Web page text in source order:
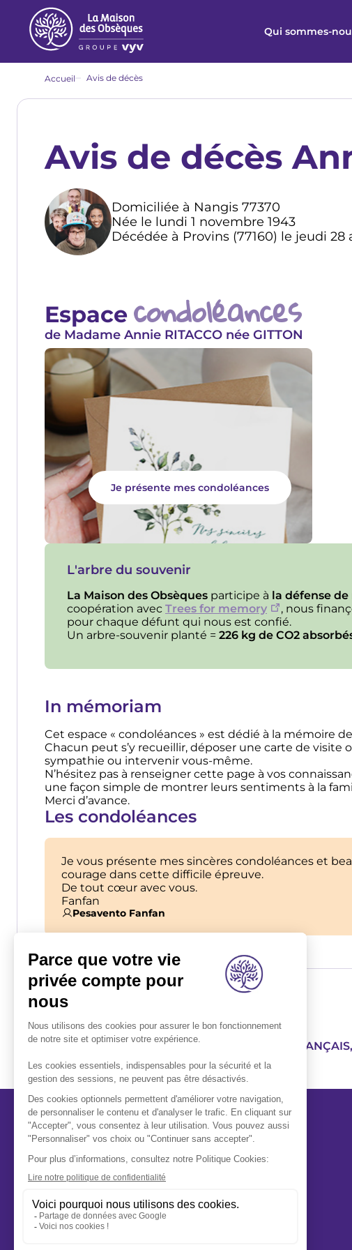
contenu
principal
Qui sommes-
d'Ariane
Accueil Avis de décès
Avis de décès
Domiciliée à Nangis 77370
Née le lundi 1 novembre 1943
Décédée à Provins (77160) le jeudi 28
Espace condoléances
de Madame Annie RITACCO née GITTON
Je présente mes condoléances
L'arbre du souvenir
La Maison des Obsèques participe à la défense
coopération avec Trees for memory
, nous
pour chaque défunt qui nous est confié.
Un arbre-souvenir planté = 226 kg de CO2
In mémoriam
Cet espace « condoléances » est dédié à la mémoire
Chacun peut s’y recueillir, déposer une carte de
sympathie ou intervenir vous-même.
N’hésitez pas à renseigner cette page à vos
une façon simple de montrer leurs sentiments à la
Merci d’avance.
Les condoléances
Je vous présente mes sincères condoléances et
courage dans cette difficile épreuve.
De tout cœur avec vous.
Fanfan
Pesavento Fanfan
1ER RÉSEAU FUNÉRAIRE
A propos
Notre mission
Nous rejoindre